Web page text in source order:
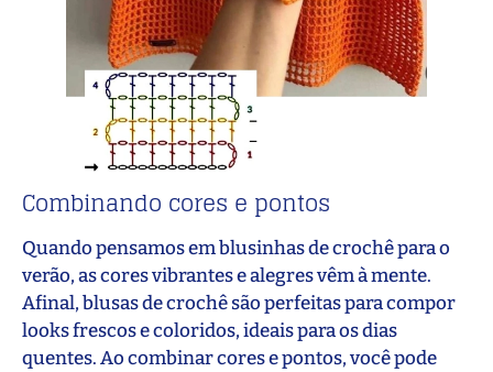
Combinando cores e pontos
Quando pensamos em blusinhas de crochê para o
verão, as cores vibrantes e alegres vêm à mente.
Afinal, blusas de crochê são perfeitas para compor
looks frescos e coloridos, ideais para os dias
quentes. Ao combinar cores e pontos, você pode